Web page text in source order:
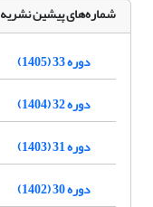
شماره‌های پیشین نشریه
دوره 33 (1405)
دوره 32 (1404)
دوره 31 (1403)
دوره 30 (1402)